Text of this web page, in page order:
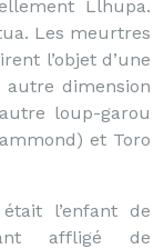
Llhupa.
Les meurtres
l’objet d’une
autre dimension
loup-garou
et Toro
l’enfant de
affligé de